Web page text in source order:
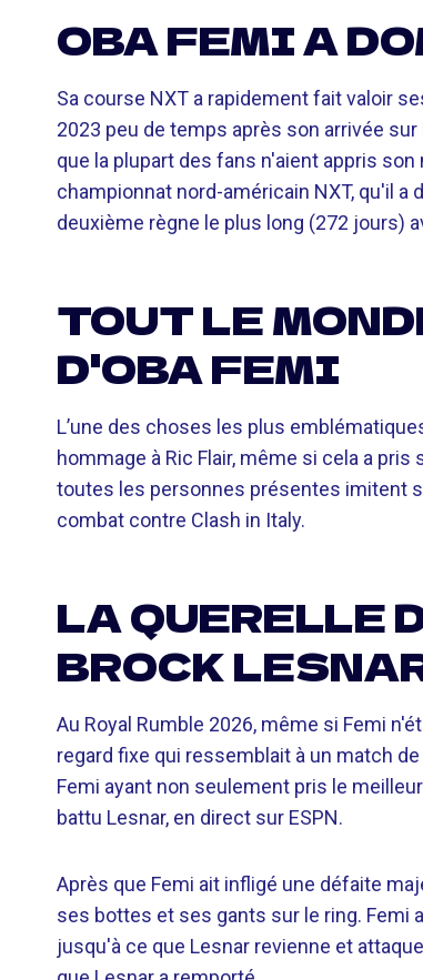
OBA FEMI A
Sa course NXT a rapidement fait valoir
2023 peu de temps après son arrivée
que la plupart des fans n'aient appris son
championnat nord-américain NXT, qu'il
deuxième règne le plus long (272 jours)
TOUT LE
D'OBA FEMI
L’une des choses les plus
hommage à Ric Flair, même si cela a
toutes les personnes présentes imitent
combat contre Clash in Italy.
LA QUERELLE
BROCK
Au Royal Rumble 2026, même si Femi
regard fixe qui ressemblait à un match
Femi ayant non seulement pris le
battu Lesnar, en direct sur ESPN.
Après que Femi ait infligé une défaite
ses bottes et ses gants sur le ring. Femi
jusqu'à ce que Lesnar revienne et